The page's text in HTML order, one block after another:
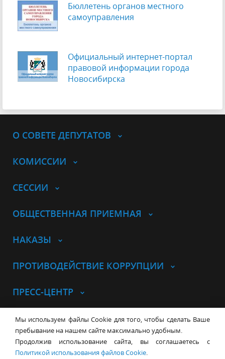
Бюллетень органов местного
самоуправления
Официальный интернет-портал
правовой информации города
Новосибирска
О СОВЕТЕ ДЕПУТАТОВ
КОМИССИИ
СЕССИИ
ОБЩЕСТВЕННАЯ ПРИЕМНАЯ
НАКАЗЫ
ПРОТИВОДЕЙСТВИЕ КОРРУПЦИИ
ПРЕСС-ЦЕНТР
© Совет депутатов города
НовосибирскаКонтакты Карта сайта
630099, г. Новосибирск, Красный
проспект, 34
Мы используем файлы Cookie для того, чтобы сделать Ваше
пребывание на нашем сайте максимально удобным.
Продолжив использование сайта, вы соглашаетесь с
Политикой использования файлов Cookie.